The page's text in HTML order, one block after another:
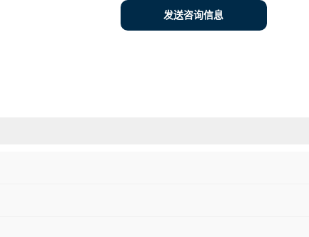
发送咨询信息